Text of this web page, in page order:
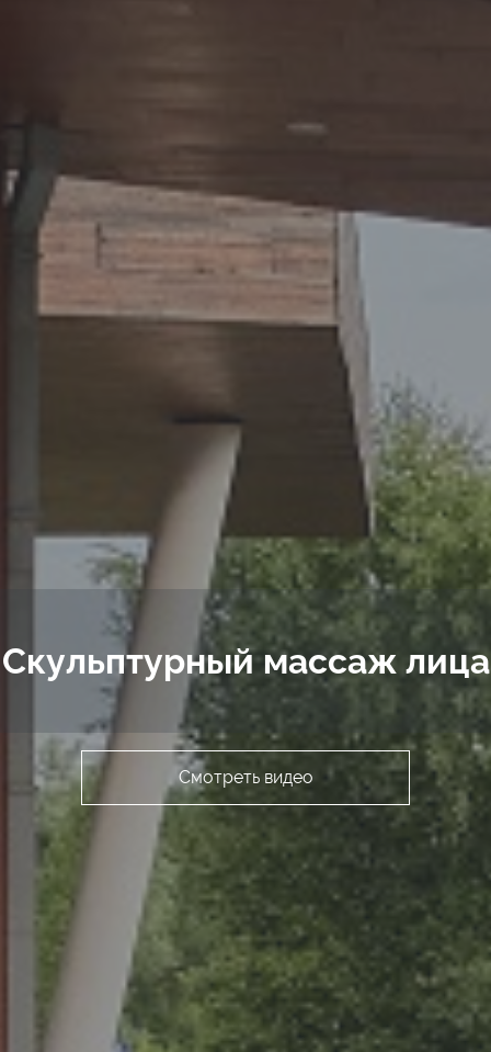
Скульптурный массаж лица
Смотреть видео